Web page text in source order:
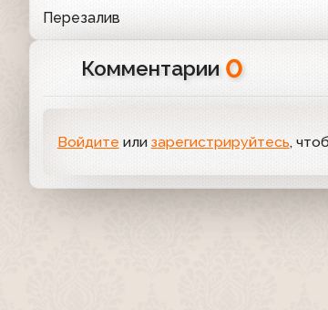
Перезалив
Комментарии 0
Войдите или зарегистрируйтесь,